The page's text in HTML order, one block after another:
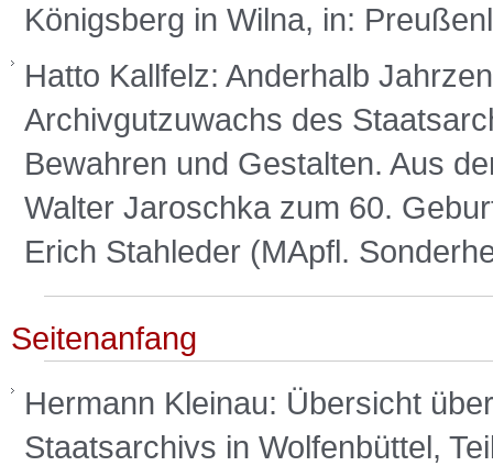
Königsberg in Wilna, in:
Hatto Kallfelz: Anderhalb
Archivgutzuwachs des
Bewahren und Gestalten. Aus
Walter Jaroschka zum 60.
Erich Stahleder (MApfl.
Seitenanfang
Hermann Kleinau: Übersicht
Staatsarchivs in Wolfenbüttel,